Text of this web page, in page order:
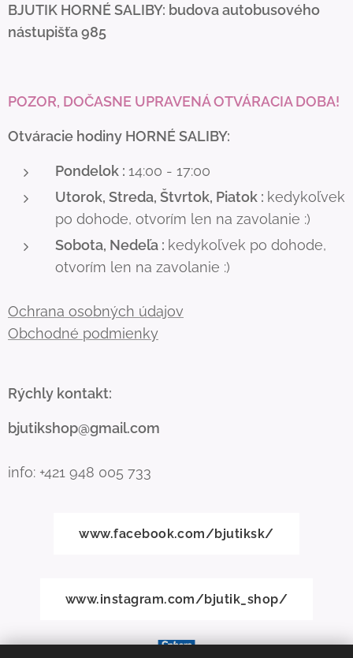
BJUTIK HORNÉ SALIBY: budova autobusového
nástupišťa 985
POZOR, DOČASNE UPRAVENÁ OTVÁRACIA DOBA!
Otváracie hodiny HORNÉ SALIBY:
Pondelok : 14:00 - 17:00
Utorok, Streda, Štvrtok, Piatok : kedykoľvek
po dohode, otvorím len na zavolanie :)
Sobota, Nedeľa : kedykoľvek po dohode,
otvorím len na zavolanie :)
Ochrana osobných údajov
Obchodné podmienky
Rýchly kontakt:
bjutikshop@gmail.com
info: +421 948 005 733
www.facebook.com/bjutiksk/
www.instagram.com/bjutik_shop/